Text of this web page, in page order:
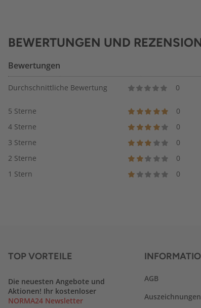
BEWERTUNGEN UND
Bewertungen
Durchschnittliche Bewertung 0
5 Sterne
0
4 Sterne
0
3 Sterne
0
2 Sterne
0
1 Stern
0
TOP VORTEILE
Die neuesten Angebote und
Aktionen! Ihr kostenloser
NORMA24 Newsletter
AGB
Auszeichnungen